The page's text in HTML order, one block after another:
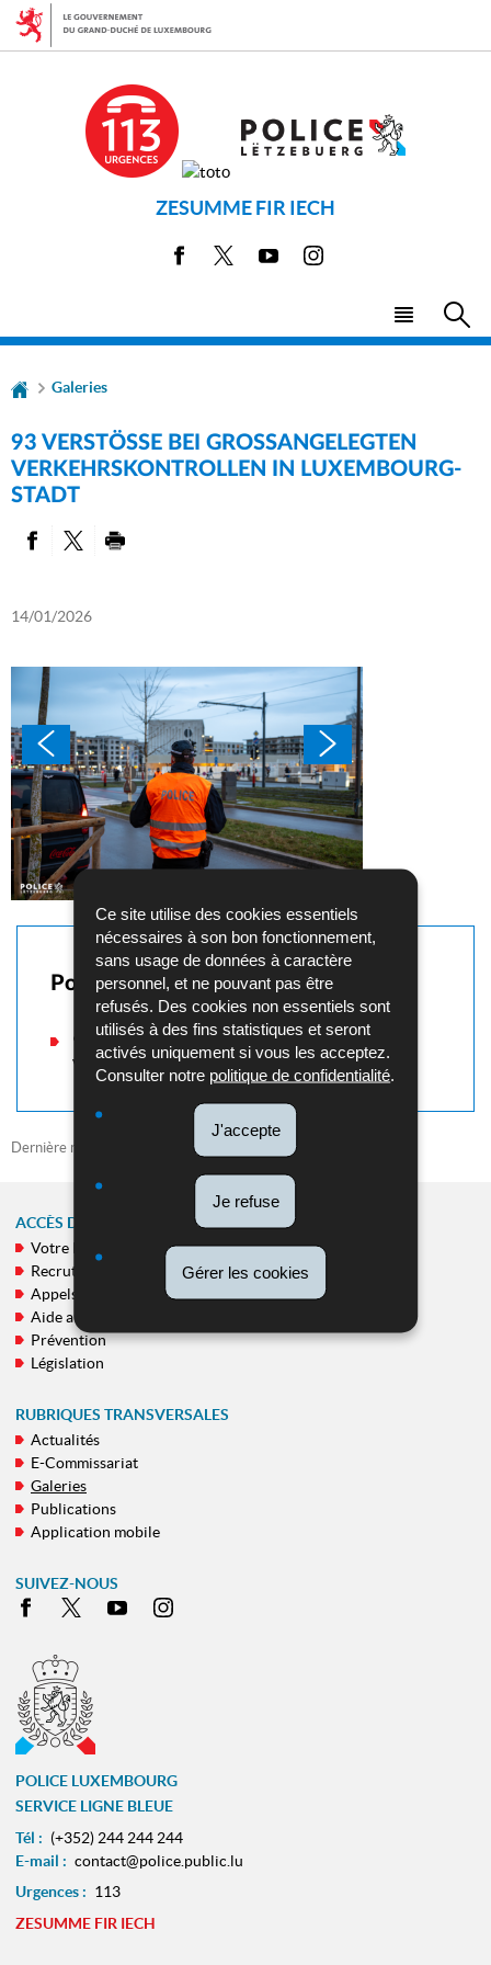
Ce site utilise des cookies essentiels
nécessaires à son bon fonctionnement,
sans usage de données à caractère
personnel, et ne pouvant pas être
refusés. Des cookies non essentiels sont
utilisés à des fins statistiques et seront
activés uniquement si vous les acceptez.
Consulter notre politique de confidentialité.
J'accepte
Je refuse
Gérer les cookies
Aller
Aller
ZESUMME FIR IECH
Facebook YoutubeInstagram
Menu
Galeries
93 VERSTÖSSE BEI GROSSANGELEGTEN VE
RKEHRSKONTROLLEN IN LUXEMBOURG-ST
ADT
14/01/2026
Pour en savoir plus
93 Verstöße bei großangelegten
Verkehrskontrollen in Luxembourg-Stadt
Dernière mise à jour 06/03/2026
MENU
DE
NAVIGATION
ACCÈS DIRECT
Votre Police
Recrutement
Appels publics
Aide aux victimes
Prévention
Législation
RUBRIQUES TRANSVERSALES
Actualités
E-Commissariat
Galeries
Publications
Application mobile
SUIVEZ-NOUS
Facebook
X Youtube
POLICE LUXEMBOURG
SERVICE LIGNE BLEUE
Tél : (+352) 244 244 244
E-mail : contact@police.public.lu
Urgences : 113
ZESUMME FIR IECH